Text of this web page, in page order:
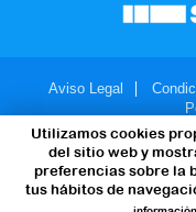
Utilizamos cookies
del sitio web y
preferencias sobre la
tus hábitos de
Aviso Legal
© 2007-